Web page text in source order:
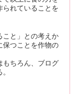
られていることを
こと」との考えか
保つことを作物の
もちろん、ブログ